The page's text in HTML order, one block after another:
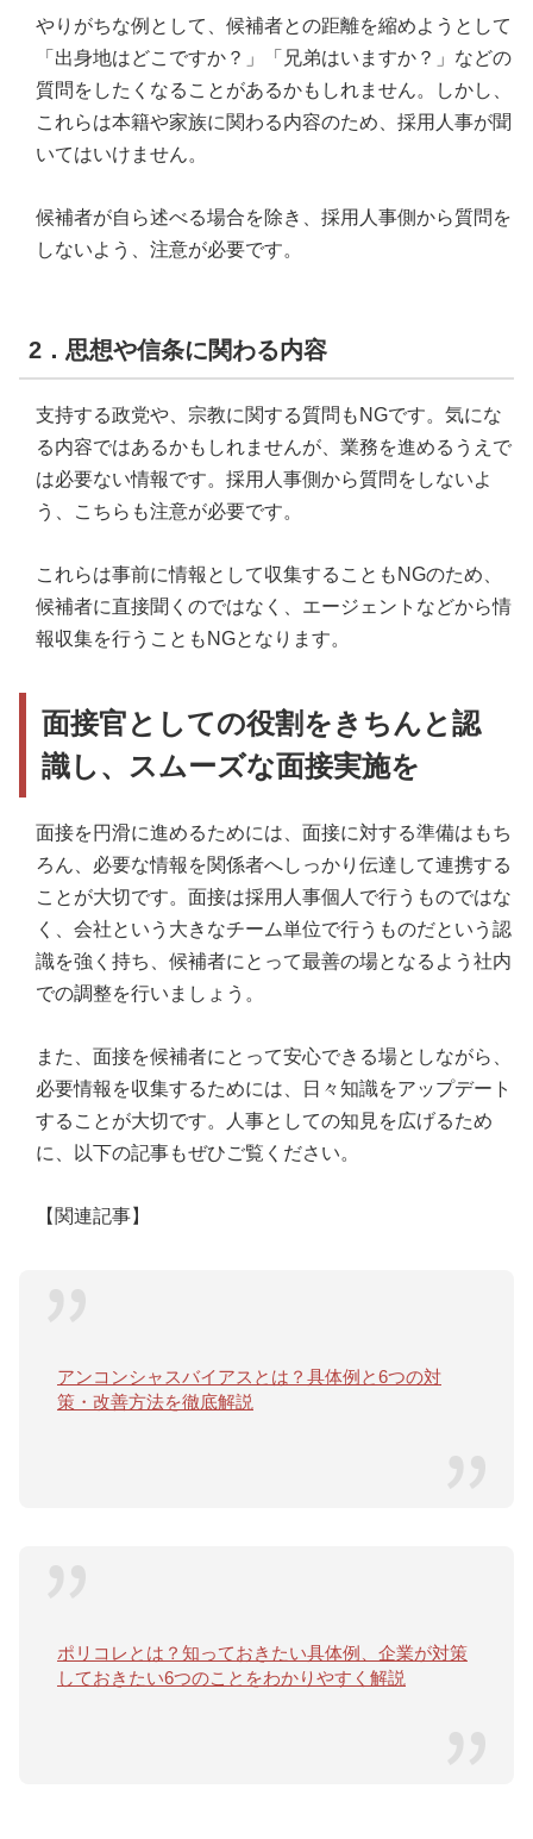
やりがちな例として、候補者との距離を縮めようとして
「出身地はどこですか？」「兄弟はいますか？」などの
質問をしたくなることがあるかもしれません。しかし、
これらは本籍や家族に関わる内容のため、採用人事が聞
いてはいけません。
候補者が自ら述べる場合を除き、採用人事側から質問を
しないよう、注意が必要です。
2．思想や信条に関わる内容
支持する政党や、宗教に関する質問もNGです。気にな
る内容ではあるかもしれませんが、業務を進めるうえで
は必要ない情報です。採用人事側から質問をしないよ
う、こちらも注意が必要です。
これらは事前に情報として収集することもNGのため、
候補者に直接聞くのではなく、エージェントなどから情
報収集を行うこともNGとなります。
面接官としての役割をきちんと認
識し、スムーズな面接実施を
面接を円滑に進めるためには、面接に対する準備はもち
ろん、必要な情報を関係者へしっかり伝達して連携する
ことが大切です。面接は採用人事個人で行うものではな
く、会社という大きなチーム単位で行うものだという認
識を強く持ち、候補者にとって最善の場となるよう社内
での調整を行いましょう。
また、面接を候補者にとって安心できる場としながら、
必要情報を収集するためには、日々知識をアップデート
することが大切です。人事としての知見を広げるため
に、以下の記事もぜひご覧ください。
【関連記事】
アンコンシャスバイアスとは？具体例と6つの対
策・改善方法を徹底解説
ポリコレとは？知っておきたい具体例、企業が対策
しておきたい6つのことをわかりやすく解説